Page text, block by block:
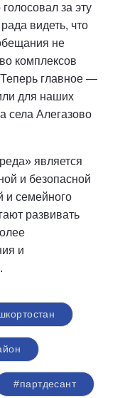
за эту
видеть, что
не
комплексов
Теперь главное —
для наших
села Алегазово
является
и безопасной
и семейного
развивать
и
#партдесант